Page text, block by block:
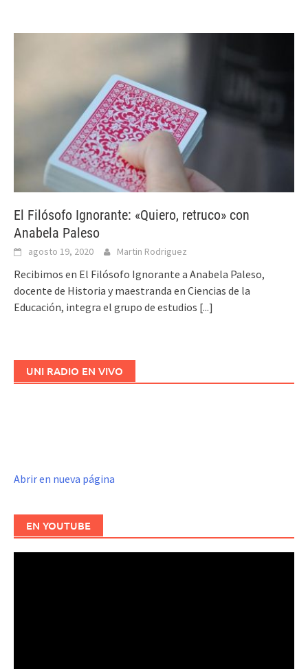
El Filósofo Ignorante: «Quiero, retruco» con
Anabela Paleso
agosto 19, 2020 Martin Rodriguez
Recibimos en El Filósofo Ignorante a Anabela Paleso,
docente de Historia y maestranda en Ciencias de la
Educación, integra el grupo de estudios [...]
UNI RADIO EN VIVO
Abrir en nueva página
EN YOUTUBE